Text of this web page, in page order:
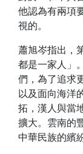
他認為有兩項
視的。
蕭旭岑指出，
都是一家人」
們，為了追求
以及面向海洋
拓，漢人與當
擴大。雲南的
中華民族的繽